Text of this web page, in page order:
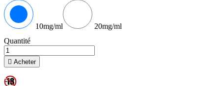
10mg/ml
20mg/ml
Quantité
 Acheter